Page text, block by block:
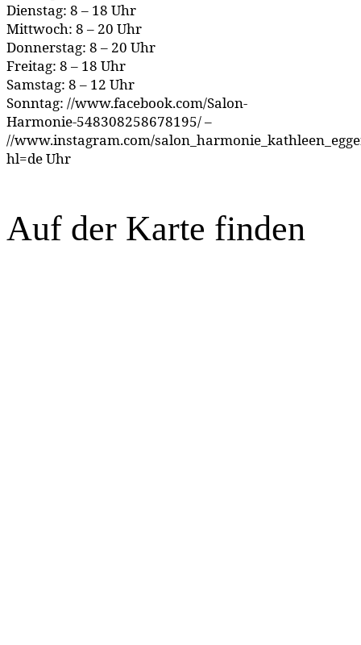
Dienstag: 8 – 18 Uhr
Mittwoch: 8 – 20 Uhr
Donnerstag: 8 – 20 Uhr
Freitag: 8 – 18 Uhr
Samstag: 8 – 12 Uhr
Sonntag: //www.facebook.com/Salon-
Harmonie-548308258678195/ –
//www.instagram.com/
hl=de Uhr
Auf der Karte finden